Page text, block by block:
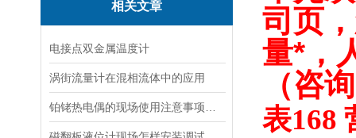
相关文章
电接点双金属温度计
涡街流量计在混相流体中的应用
司 页
量*，
（咨
表168